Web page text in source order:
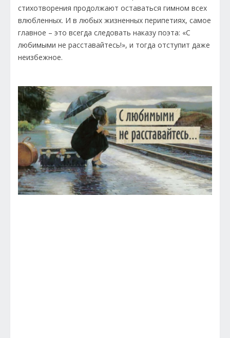
стихотворения продолжают оставаться гимном всех
влюбленных. И в любых жизненных перипетиях, самое
главное – это всегда следовать наказу поэта: «С
любимыми не расставайтесь!», и тогда отступит даже
неизбежное.